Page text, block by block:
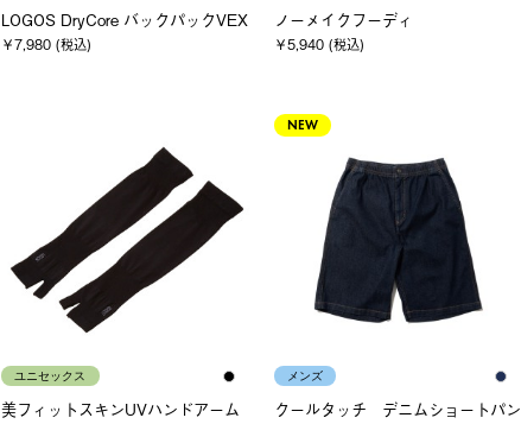
LOGOS DryCore バックパックVEX
￥7,980 (税込)
ノーメイクフーディ
￥5,940 (税込)
ユニセックス
美フィットスキンUVハンドアーム
NEW
メンズ
クールタッチ デニムショートパン